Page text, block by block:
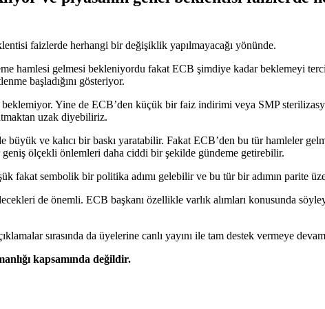
faizlerde herhangi bir değişiklik yapılmayacağı yönünde.
hamlesi gelmesi bekleniyordu fakat ECB şimdiye kadar beklemeyi
başladığını gösteriyor.
Yine de ECB’den küçük bir faiz indirimi veya SMP
uzak diyebiliriz.
büyük ve kalıcı bir baskı yaratabilir. Fakat ECB’den bu tür hamleler
ölçekli önlemleri daha ciddi bir şekilde gündeme getirebilir.
fakat sembolik bir politika adımı gelebilir ve bu tür bir adımın parite
de önemli. ECB başkanı özellikle varlık alımları konusunda
sırasında da üyelerine canlı yayını ile tam destek vermeye
kapsamında değildir.